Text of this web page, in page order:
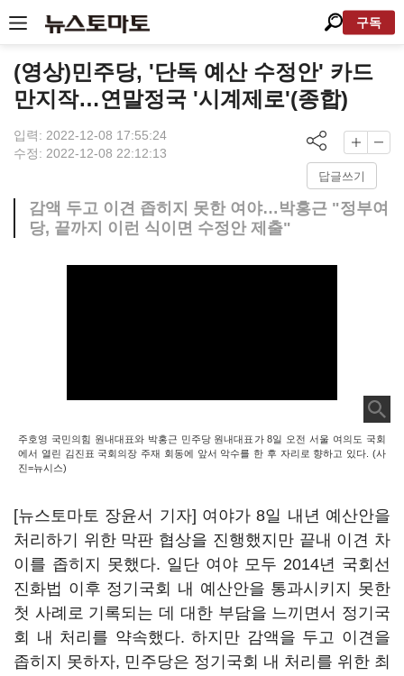
구독
(영상)민주당, '단독 예산 수정안' 카드
만지작…연말정국 '시계제로'(종합)
입력: 2022-12-08 17:55:24
수정: 2022-12-08 22:12:13
답글쓰기
감액 두고 이견 좁히지 못한 여야…박홍근 "정부여
당, 끝까지 이런 식이면 수정안 제출"
주호영 국민의힘 원내대표와 박홍근 민주당 원내대표가 8일 오전 서울 여의도 국회
에서 열린 김진표 국회의장 주재 회동에 앞서 악수를 한 후 자리로 향하고 있다. (사
진=뉴시스)
[뉴스토마토 장윤서 기자] 여야가 8일 내년 예산안을
처리하기 위한 막판 협상을 진행했지만 끝내 이견 차
이를 좁히지 못했다. 일단 여야 모두 2014년 국회선
진화법 이후 정기국회 내 예산안을 통과시키지 못한
첫 사례로 기록되는 데 대한 부담을 느끼면서 정기국
회 내 처리를 약속했다. 하지만 감액을 두고 이견을
좁히지 못하자, 민주당은 정기국회 내 처리를 위한 최